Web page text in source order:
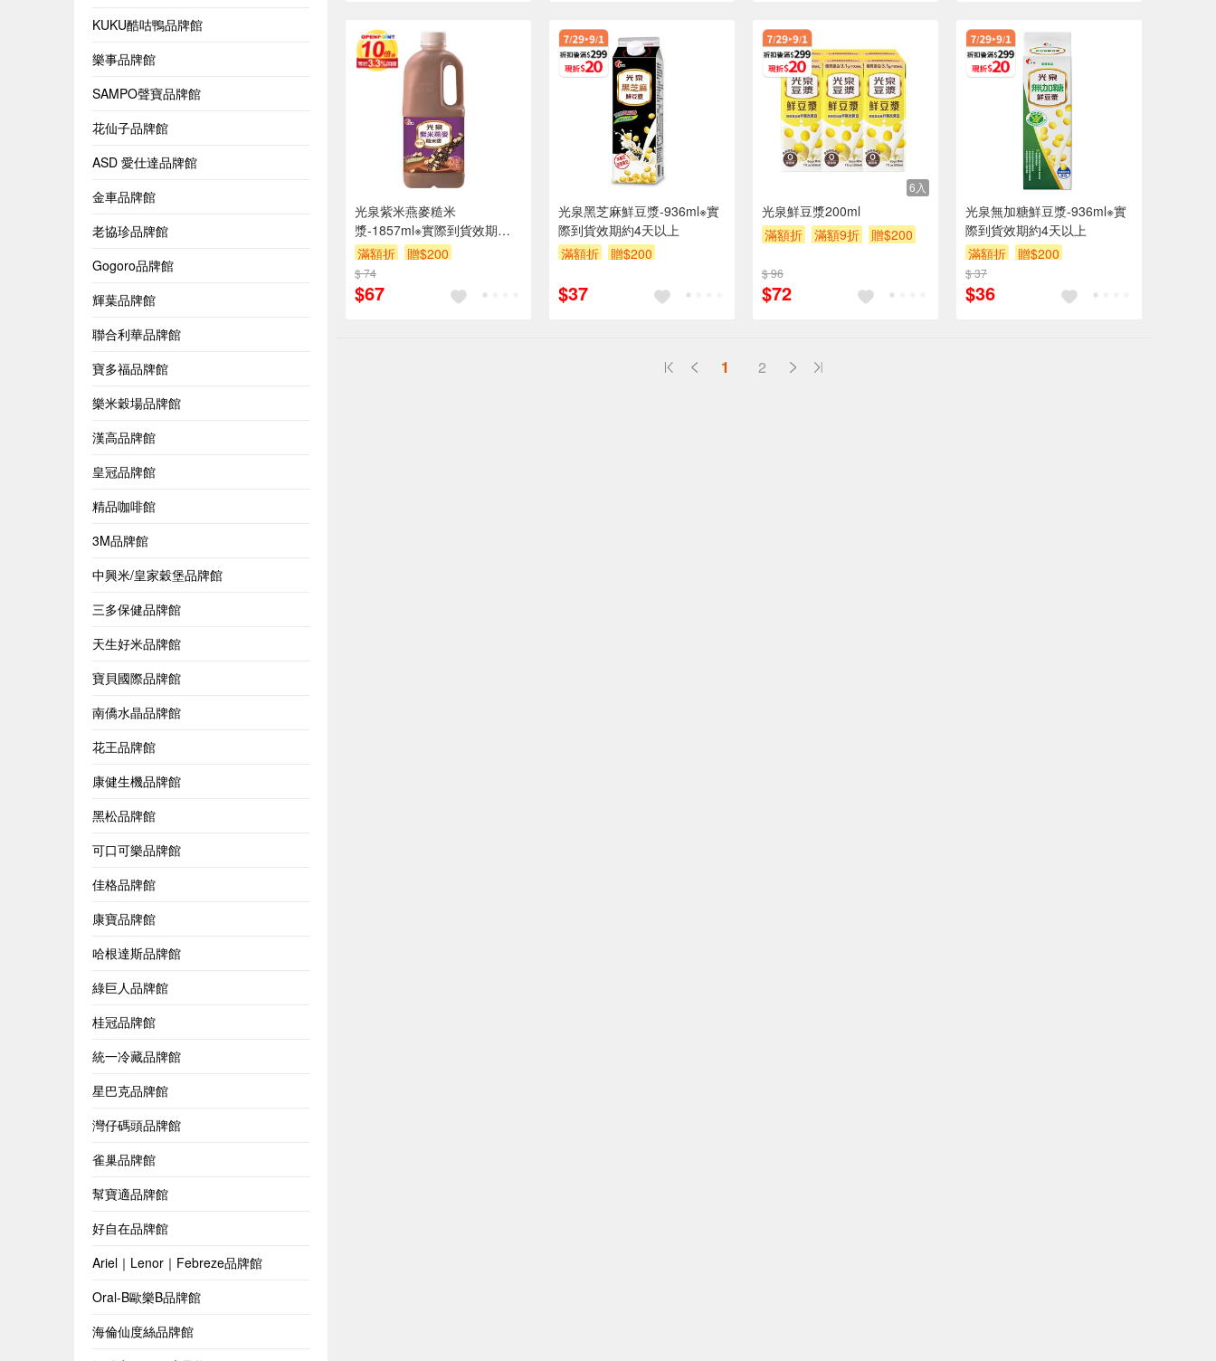
KUKU酷咕鴨品牌館
樂事品牌館
SAMPO聲寶品牌館
花仙子品牌館
ASD 愛仕達品牌館
金車品牌館
老協珍品牌館
Gogoro品牌館
輝葉品牌館
聯合利華品牌館
寶多福品牌館
樂米穀場品牌館
漢高品牌館
皇冠品牌館
精品咖啡館
3M品牌館
中興米/皇家穀堡品牌館
三多保健品牌館
天生好米品牌館
寶貝國際品牌館
南僑水晶品牌館
花王品牌館
康健生機品牌館
黑松品牌館
可口可樂品牌館
佳格品牌館
康寶品牌館
哈根達斯品牌館
綠巨人品牌館
桂冠品牌館
統一冷藏品牌館
星巴克品牌館
灣仔碼頭品牌館
雀巢品牌館
幫寶適品牌館
好自在品牌館
Ariel｜Lenor｜Febreze品牌館
Oral-B歐樂B品牌館
海倫仙度絲品牌館
光泉紫米燕麥糙米
漿-1857ml※實際到貨效期約4
天以上
滿額折 贈$200
$ 74
$67
光泉黑芝麻鮮豆漿-936ml※實
際到貨效期約4天以上
滿額折
贈$200
$37
6入
光泉鮮豆漿200ml
滿額折
滿額9折 贈$200
$ 96
$72
光泉無加糖鮮豆漿-936ml※實
際到貨效期約4天以上
滿額折
贈$200
$ 37
$36
1 2